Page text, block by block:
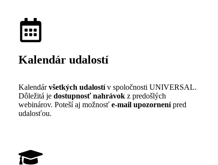
Kalendár udalostí
Kalendárvšetkých udalostív spoločnosti UNIVERSAL.
Dôležitá je dostupnosť nahrávok z predošlých
webinárov. Poteší aj možnosť e-mail upozornenípred
udalosťou.